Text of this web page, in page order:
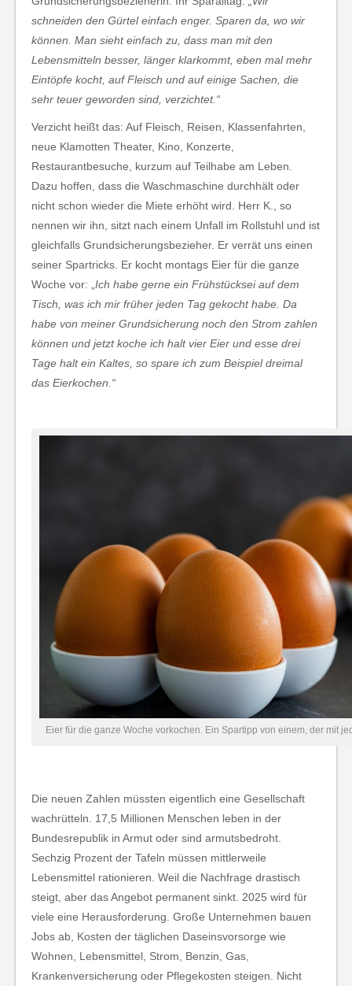
schneiden den Gürtel einfach enger. Sparen da, wo wir
können. Man sieht einfach zu, dass man mit den
Lebensmitteln besser, länger klarkommt, eben mal mehr
Eintöpfe kocht, auf Fleisch und auf einige Sachen, die
sehr teuer geworden sind, verzichtet.“
Verzicht heißt das: Auf Fleisch, Reisen, Klassenfahrten,
neue Klamotten Theater, Kino, Konzerte,
Restaurantbesuche, kurzum auf Teilhabe am Leben.
Dazu hoffen, dass die Waschmaschine durchhält oder
nicht schon wieder die Miete erhöht wird. Herr K., so
nennen wir ihn, sitzt nach einem Unfall im Rollstuhl und ist
gleichfalls Grundsicherungsbezieher. Er verrät uns einen
seiner Spartricks. Er kocht montags Eier für die ganze
Woche vor: „ Ich habe gerne ein Frühstücksei auf dem
Tisch, was ich mir früher jeden Tag gekocht habe. Da
habe von meiner Grundsicherung noch den Strom zahlen
können und jetzt koche ich halt vier Eier und esse drei
Tage halt ein Kaltes, so spare ich zum Beispiel dreimal
das Eierkochen.“
Eier für die ganze Woche vorkochen. Ein Spartipp von einem, der mit
Die neuen Zahlen müssten eigentlich eine Gesellschaft
wachrütteln. 17,5 Millionen Menschen leben in der
Bundesrepublik in Armut oder sind armutsbedroht.
Sechzig Prozent der Tafeln müssen mittlerweile
Lebensmittel rationieren. Weil die Nachfrage drastisch
steigt, aber das Angebot permanent sinkt. 2025 wird für
viele eine Herausforderung. Große Unternehmen bauen
Jobs ab, Kosten der täglichen Daseinsvorsorge wie
Wohnen, Lebensmittel, Strom, Benzin, Gas,
Krankenversicherung oder Pflegekosten steigen. Nicht